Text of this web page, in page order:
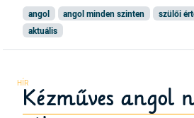
angol angol minden szinten szülői
aktuális
Kézműves angol